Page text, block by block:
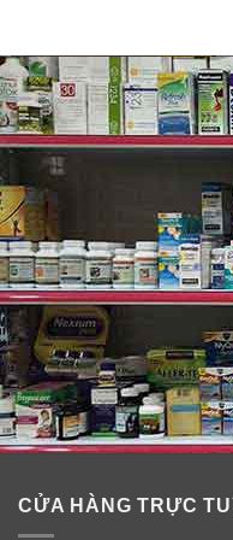
đàn hồi cho da, giúp trẻ
biệt là phụ nữ sau sinh.
✓ Chống lão hóa da,
da khỏe mạnh, giảm
trường đến làn da.
CỬA HÀNG TRỰC